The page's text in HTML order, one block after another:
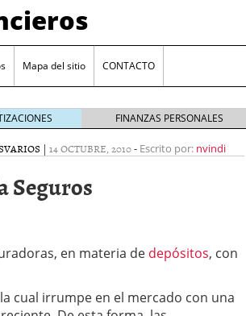
Mapa del sitio CONTACTO
nuevas perspectivas para productos
26/01/2026
al alza entre los hogares? 21/01/2026
FINANZAS PERSONALES
VARIOS | 14 OCTUBRE, 2010- Escrito por: nvindi
Seguros
en materia de depósitos, con
cual irrumpe en el mercado con una